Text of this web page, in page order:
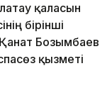
қаласын
бірінші
Бозымбаев
қызметі